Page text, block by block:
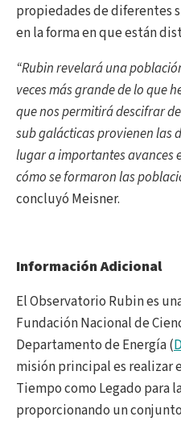
propiedades de diferentes
en la forma en que están
“Rubin revelará una
veces más grande de lo que
que nos permitirá descifrar
sub galácticas provienen las
lugar a importantes avances
cómo se formaron las
concluyó Meisner.
Información Adicional
El Observatorio Rubin es
Fundación Nacional de
Departamento de Energía (
misión principal es realizar
Tiempo como Legado para
proporcionando un